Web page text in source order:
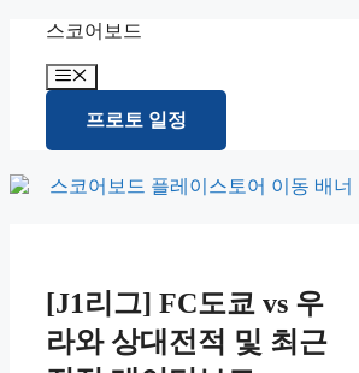
content
스코어보드
Menu
프로토 일정
[J1리그] FC도쿄 vs 우
라와 상대전적 및 최근